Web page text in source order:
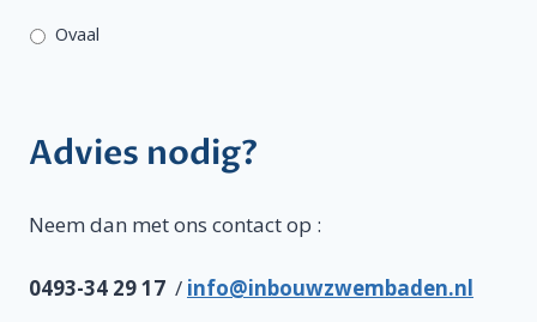
Ovaal
Advies nodig?
Neem dan met ons contact op :
0493-34 29 17 / info@inbouwzwembaden.nl